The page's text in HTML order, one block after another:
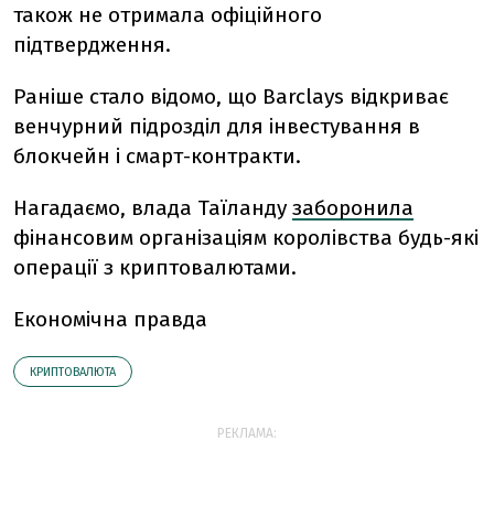
також не отримала офіційного
підтвердження.
Раніше стало відомо, що Barclays відкриває
венчурний підрозділ для інвестування в
блокчейн і смарт-контракти.
Нагадаємо, влада Таїланду заборонила
фінансовим організаціям королівства будь-які
операції з криптовалютами.
Економічна правда
КРИПТОВАЛЮТА
РЕКЛАМА: